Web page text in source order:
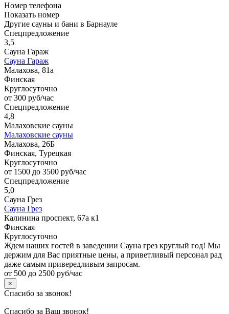
Номер телефона
Показать номер
Другие сауны и бани в Барнауле
Спецпредложение
3,5
Сауна Гараж
Сауна Гараж
Малахова, 81а
Финская
Круглосуточно
от 300 руб/час
Спецпредложение
4,8
Малаховские сауны
Малаховские сауны
Малахова, 26Б
Финская, Турецкая
Круглосуточно
от 1500 до 3500 руб/час
Спецпредложение
5,0
Сауна Грез
Сауна Грез
Калинина проспект, 67а к1
Финская
Круглосуточно
Ждем наших гостей в заведении Сауна грез круглый год! Мы
держим для Вас приятные цены, а приветливый персонал рад
даже самым привередливым запросам.
от 500 до 2500 руб/час
×
Спасибо за звонок!
Спасибо за Ваш звонок!